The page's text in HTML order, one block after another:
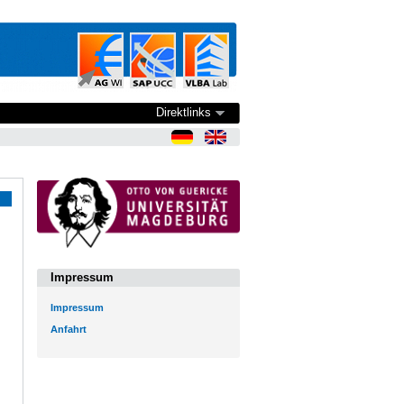
Direktlinks
Impressum
Impressum
Anfahrt